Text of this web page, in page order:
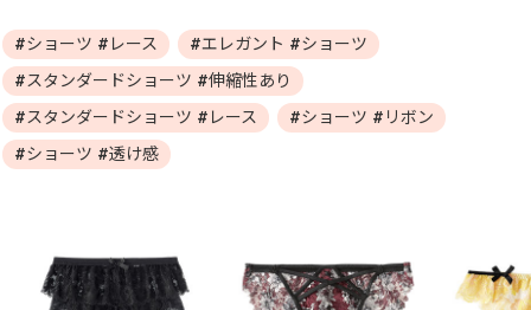
#ショーツ #レース
#エレガント #ショーツ
#スタンダードショーツ #伸縮性あり
#スタンダードショーツ #レース
#ショーツ #リボン
#ショーツ #透け感